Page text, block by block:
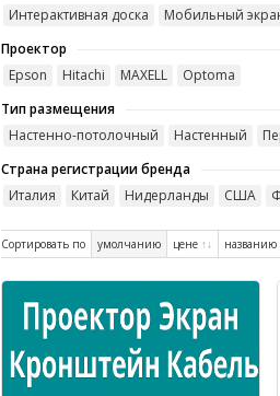
Интерактивная доска
Мобильный
Проектор
Epson
Hitachi MAXELL
Optoma
Тип размещения
Настенно-потолочный
Настенный
Страна регистрации бренда
Италия
Китай Нидерланды США
Сортировать по умолчанию цене ↑↓ названию